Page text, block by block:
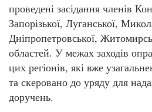
проведені засідання членів
Запорізької, Луганської,
Дніпропетровської,
областей. У межах заходів
цих регіонів, які вже
та скеровано до уряду для
доручень.